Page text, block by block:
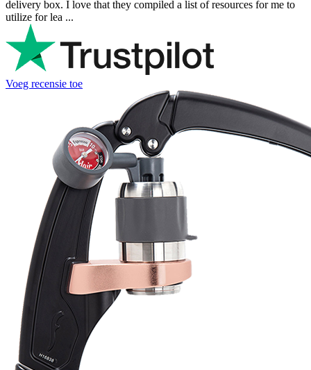
George Staf
Fast delivery. Good communication and feedback throughout the
order procedure and delivery.
Great product. Game changer.
I absolutely love 4barista. I love the message they wrote on the
delivery box. I love that they compiled a list of resources for me to
utilize for lea ...
Voeg recensie toe